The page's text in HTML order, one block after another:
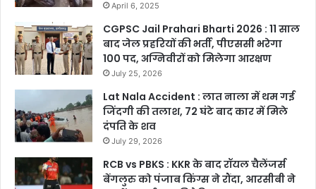
April 6, 2025
CGPSC Jail Prahari Bharti 2026 : 11 साल
बाद जेल प्रहरियों की भर्ती, पीएससी भरेगा
100 पद, अग्निवीरों को मिलेगा आरक्षण
July 25, 2026
Lat Nala Accident : लात नाला में थम गई
जिंदगी की तलाश, 72 घंटे बाद कार में मिले
दंपति के शव
July 29, 2026
RCB vs PBKS : KKR के बाद रॉयल चैलेंजर्स
बेंगलुरु को पंजाब किंग्स ने रौंदा, आरसीबी ने